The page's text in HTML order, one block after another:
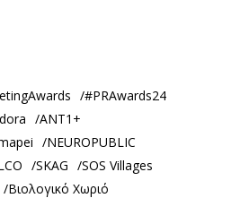
#PRAwards24
ANT1+
NEUROPUBLIC
SKAG
SOS Villages
Βιολογικό Χωριό